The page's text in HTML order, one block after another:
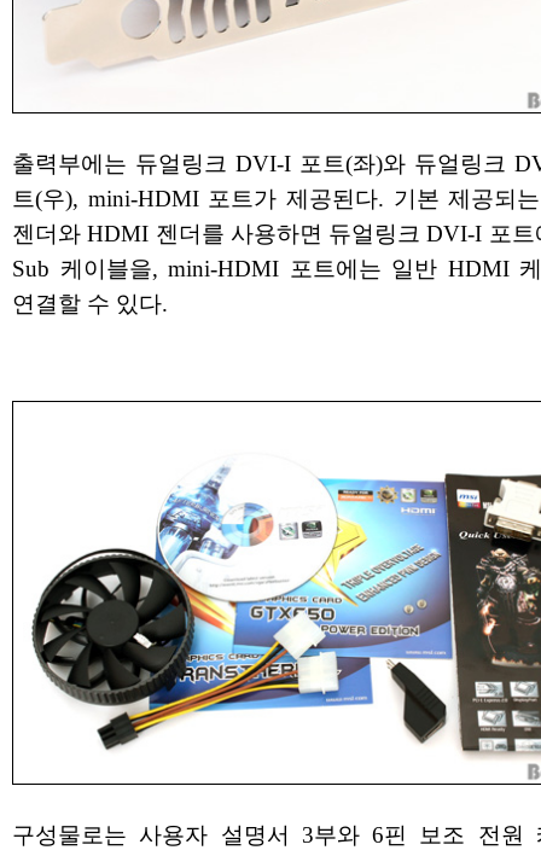
출력부에는 듀얼링크 DVI-I 포트(좌)와 듀얼링크
트(우), mini-HDMI 포트가 제공된다. 기본 제공되
젠더와 HDMI 젠더를 사용하면 듀얼링크 DVI-I 포트
Sub 케이블을, mini-HDMI 포트에는 일반 HDMI
연결할 수 있다.
구성물로는 사용자 설명서 3부와 6핀 보조 전원